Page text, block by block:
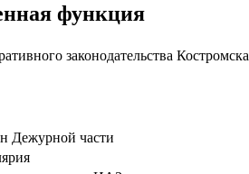
функция
законодательства
Дежурной части